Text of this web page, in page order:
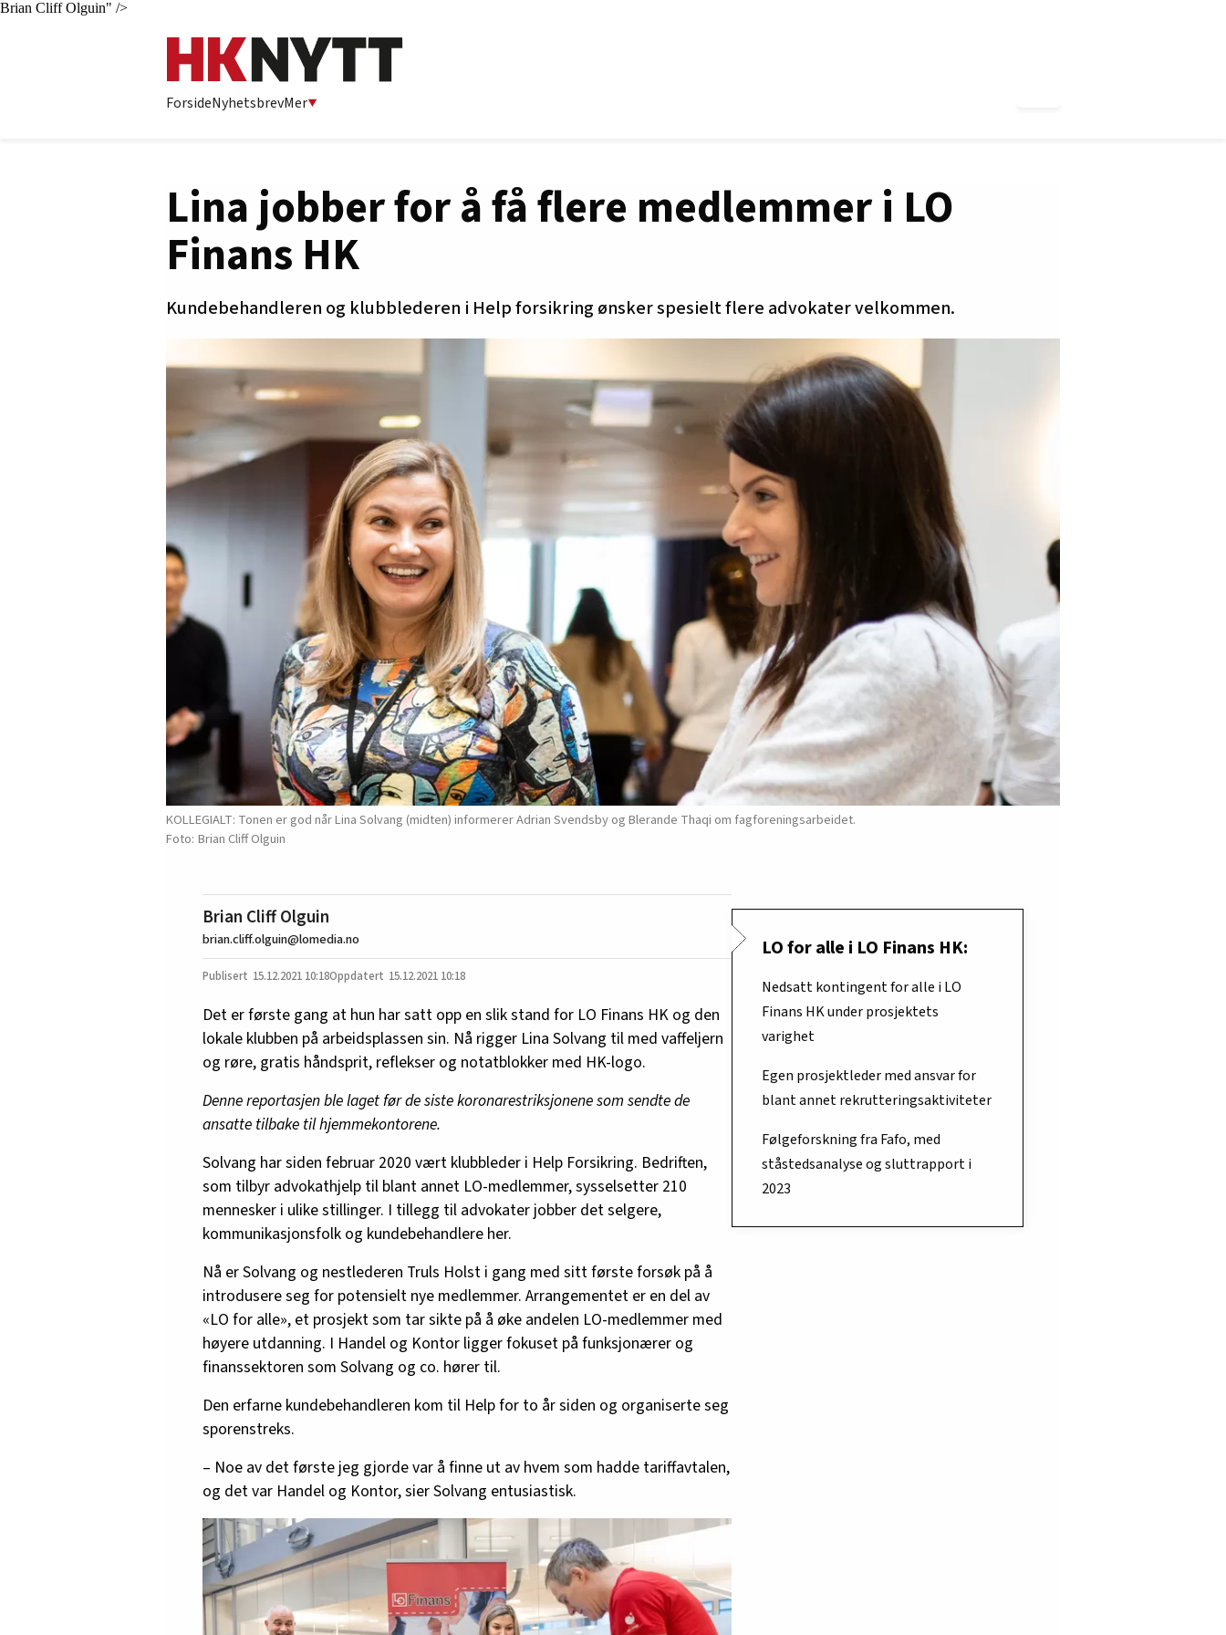
Brian Cliff Olguin" />
ForsideNyhetsbrevMer
Lina jobber for å få flere medlemmer i LO
Finans HK
Kundebehandleren og klubblederen i Help forsikring ønsker spesielt flere advokater velkommen.
KOLLEGIALT: Tonen er god når Lina Solvang (midten) informerer Adrian Svendsby og Blerande Thaqi om fagforeningsarbeidet.
Brian Cliff Olguin
Brian Cliff Olguin
brian.cliff.olguin@lomedia.no
15.12.2021 10:18 15.12.2021 10:18
Det er første gang at hun har satt opp en slik stand for LO Finans HK og den
lokale klubben på arbeidsplassen sin. Nå rigger Lina Solvang til med vaffeljern
og røre, gratis håndsprit, reflekser og notatblokker med HK-logo.
Denne reportasjen ble laget før de siste koronarestriksjonene som sendte de
ansatte tilbake til hjemmekontorene.
Solvang har siden februar 2020 vært klubbleder i Help Forsikring. Bedriften,
som tilbyr advokathjelp til blant annet LO-medlemmer, sysselsetter 210
mennesker i ulike stillinger. I tillegg til advokater jobber det selgere,
kommunikasjonsfolk og kundebehandlere her.
Nå er Solvang og nestlederen Truls Holst i gang med sitt første forsøk på å
introdusere seg for potensielt nye medlemmer. Arrangementet er en del av
«LO for alle», et prosjekt som tar sikte på å øke andelen LO-medlemmer med
høyere utdanning. I Handel og Kontor ligger fokuset på funksjonærer og
finanssektoren som Solvang og co. hører til.
Den erfarne kundebehandleren kom til Help for to år siden og organiserte seg
sporenstreks.
– Noe av det første jeg gjorde var å finne ut av hvem som hadde tariffavtalen,
og det var Handel og Kontor, sier Solvang entusiastisk.
LO for alle i LO Finans HK:
Nedsatt kontingent for alle i LO
Finans HK under prosjektets
varighet
Egen prosjektleder med ansvar for
blant annet rekrutteringsaktiviteter
Følgeforskning fra Fafo, med
ståstedsanalyse og sluttrapport i
2023